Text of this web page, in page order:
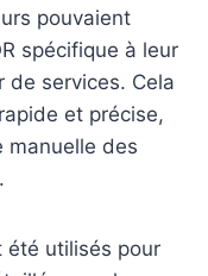
pouvaient
spécifique à leur
de services. Cela
et précise,
manuelle des
été utilisés pour